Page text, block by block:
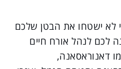
לא ישטחו את הבטן שלכם
לכם לנהל אורח חיים
דאנוראסאנה,